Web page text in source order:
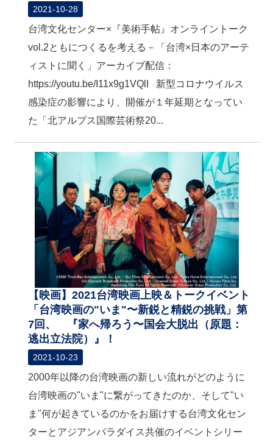
2021-10-28
台湾文化センター×『美術手帖』オンライントーク
vol.2ともにつくるを考える－「台湾×日本のアーテ
ィストに聞く」アーカイブ配信：
https://youtu.be/I11x9g1VQlI 新型コロナウイルス
感染症の影響により、開催が１年延期となってい
た「北アルプス国際芸術祭20...
【映画】2021台湾映画上映＆トークイベント
「台湾映画の"いま"〜新鋭と精鋭の挑戦」第
7回、 『家へ帰ろう〜国会大脱出（原題：
逃出立法院）』！
2021-10-23
2000年以降の台湾映画の新しい流れがどのように
台湾映画の"いま"に繋がってきたのか、そして"い
ま"何が起きているのかをお届けする台湾文化セン
ターとアジアンパラダイス共催のイベントシリー